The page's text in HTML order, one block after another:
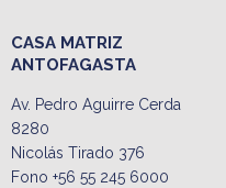
CASA MATRIZ
ANTOFAGASTA
Av. Pedro Aguirre Cerda
8280
Nicolás Tirado 376
Fono +56 55 245 6000